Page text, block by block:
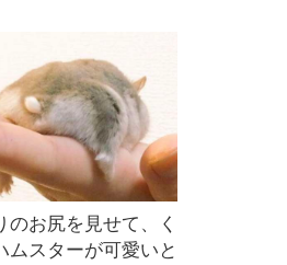
のお尻を見せて、く
ムスターが可愛いと